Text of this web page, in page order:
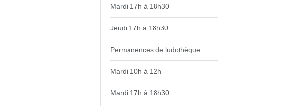
Mardi 17h à 18h30
Jeudi 17h à 18h30
Permanences de ludothèque
Mardi 10h à 12h
Mardi 17h à 18h30